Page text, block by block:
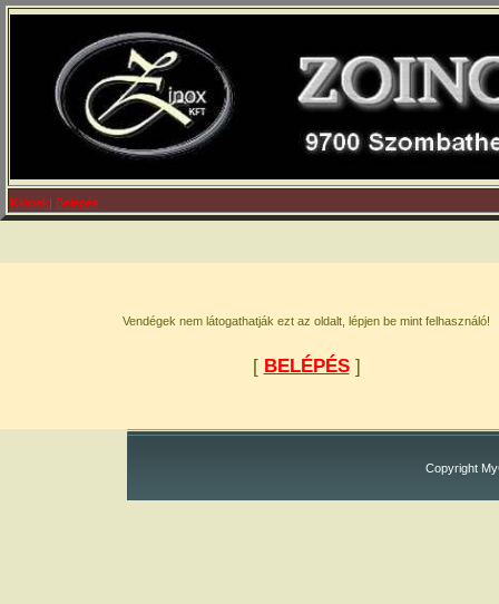
Kilépek| Belépés
Vendégek nem látogathatják ezt az oldalt, lépjen be mint felhasználó!
[ BELÉPÉS]
Copyright